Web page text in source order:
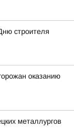
строителя
оказанию
металлургов